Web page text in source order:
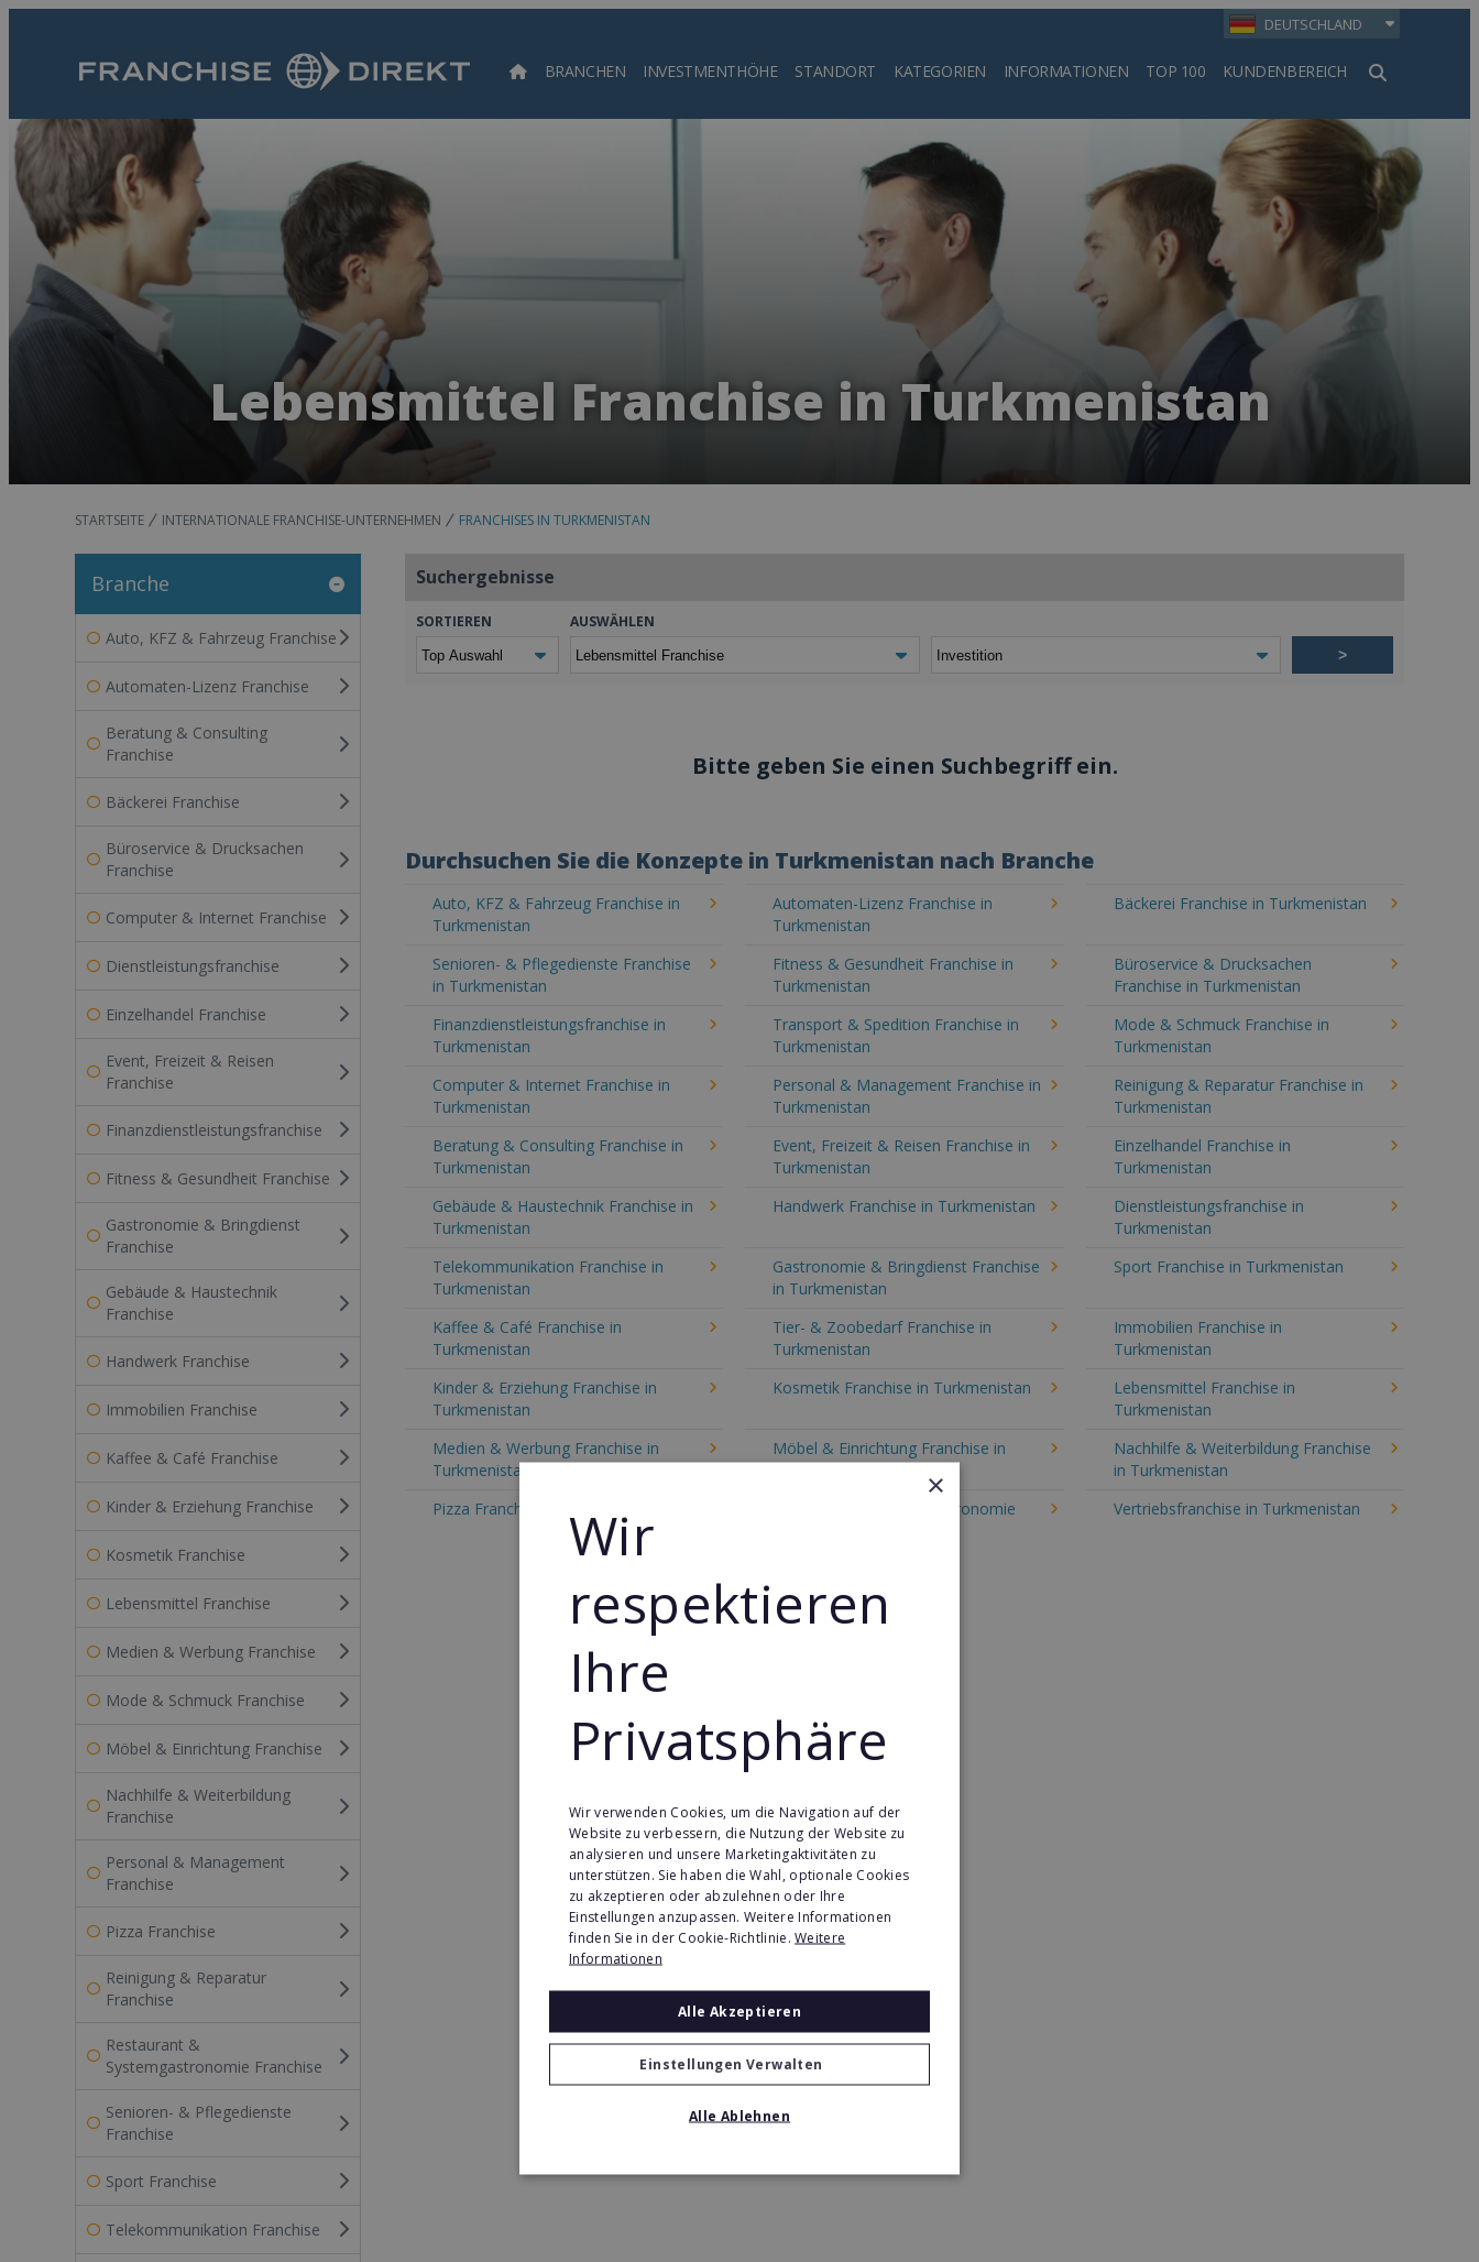
DEUTSCHLAND
BRANCHEN INVESTMENTHÖHE STANDORT KATEGORIEN INFORMATIONEN TOP 100 KUNDENBEREICH
Suchen
Lebensmittel Franchise in Turkmenistan
STARTSEITE INTERNATIONALE FRANCHISE-UNTERNEHMEN FRANCHISES IN TURKMENISTAN
Branche
Auto, KFZ & Fahrzeug Franchise
Automaten-Lizenz Franchise
Beratung & Consulting
Franchise
Bäckerei Franchise
Büroservice & Drucksachen
Franchise
Computer & Internet Franchise
Dienstleistungsfranchise
Einzelhandel Franchise
Event, Freizeit & Reisen
Franchise
Finanzdienstleistungsfranchise
Fitness & Gesundheit Franchise
Gastronomie & Bringdienst
Franchise
Gebäude & Haustechnik
Franchise
Handwerk Franchise
Immobilien Franchise
Kaffee & Café Franchise
Kinder & Erziehung Franchise
Kosmetik Franchise
Lebensmittel Franchise
Medien & Werbung Franchise
Mode & Schmuck Franchise
Möbel & Einrichtung Franchise
Nachhilfe & Weiterbildung
Franchise
Personal & Management
Franchise
Pizza Franchise
Reinigung & Reparatur
Franchise
Restaurant &
Systemgastronomie Franchise
Senioren- & Pflegedienste
Franchise
Sport Franchise
Telekommunikation Franchise
Suchergebnisse
SORTIEREN AUSWÄHLEN
>
Bitte geben Sie einen Suchbegriff ein.
Durchsuchen Sie die Konzepte in Turkmenistan nach Branche
Auto, KFZ & Fahrzeug Franchise in
Turkmenistan
Automaten-Lizenz Franchise in
Turkmenistan
Bäckerei Franchise in Turkmenistan
Senioren- & Pflegedienste Franchise
in Turkmenistan
Fitness & Gesundheit Franchise in
Turkmenistan
Büroservice & Drucksachen
Franchise in Turkmenistan
Finanzdienstleistungsfranchise in
Turkmenistan
Transport & Spedition Franchise in
Turkmenistan
Mode & Schmuck Franchise in
Turkmenistan
Computer & Internet Franchise in
Turkmenistan
Personal & Management Franchise in
Turkmenistan
Reinigung & Reparatur Franchise in
Turkmenistan
Beratung & Consulting Franchise in
Turkmenistan
Event, Freizeit & Reisen Franchise in
Turkmenistan
Einzelhandel Franchise in
Turkmenistan
Gebäude & Haustechnik Franchise in
Turkmenistan
Handwerk Franchise in Turkmenistan
Dienstleistungsfranchise in
Turkmenistan
Telekommunikation Franchise in
Turkmenistan
Gastronomie & Bringdienst Franchise
in Turkmenistan
Sport Franchise in Turkmenistan
Kaffee & Café Franchise in
Turkmenistan
Tier- & Zoobedarf Franchise in
Turkmenistan
Immobilien Franchise in
Turkmenistan
Kinder & Erziehung Franchise in
Turkmenistan
Kosmetik Franchise in Turkmenistan
Lebensmittel Franchise in
Turkmenistan
Medien & Werbung Franchise in
Turkmenistan
Möbel & Einrichtung Franchise in
Turkmenistan
Nachhilfe & Weiterbildung Franchise
in Turkmenistan
Pizza Franchise in Turkmenistan
Restaurant & Systemgastronomie
Vertriebsfranchise in Turkmenistan
×
Wir
respektieren
Ihre
Privatsphäre
Wir verwenden Cookies, um die Navigation auf der
Website zu verbessern, die Nutzung der Website zu
analysieren und unsere Marketingaktivitäten zu
unterstützen. Sie haben die Wahl, optionale Cookies
zu akzeptieren oder abzulehnen oder Ihre
Einstellungen anzupassen. Weitere Informationen
finden Sie in der Cookie-Richtlinie.Weitere
Informationen
Alle Akzeptieren
Einstellungen Verwalten
Alle Ablehnen